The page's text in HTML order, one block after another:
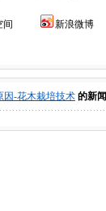
间 新浪微博
因-花木栽培技术 的新闻